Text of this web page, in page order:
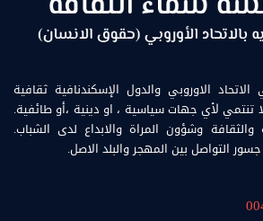
الاوروبي والدول الإسكندنافية ثقافية
تنتمي لأي جهات سياسية ، او دينية ،أو طائفية.
وشؤون المراة والابداع لدى الشباب.
التواصل بين المهجر والبلد الاصل.